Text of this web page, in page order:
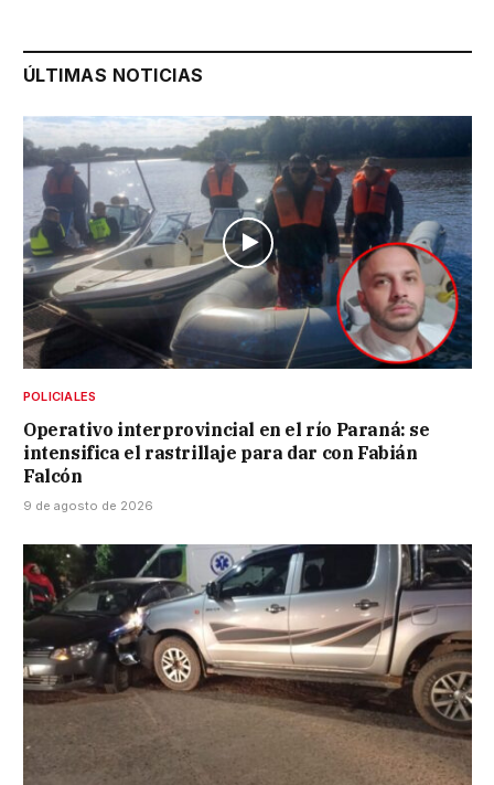
ÚLTIMAS NOTICIAS
POLICIALES
Operativo interprovincial en el río Paraná: se
intensifica el rastrillaje para dar con Fabián
Falcón
9 de agosto de 2026